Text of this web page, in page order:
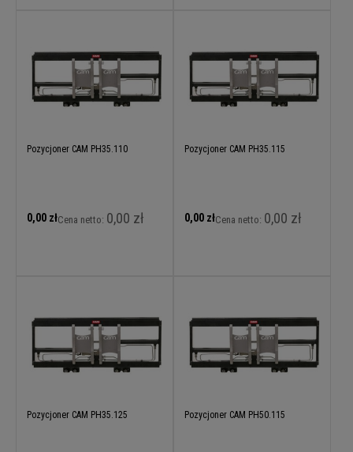
Pozycjoner CAM PH35.110
0,00 złCena netto: 0,00 zł
Pozycjoner CAM PH35.115
0,00 złCena netto: 0,00 zł
Pozycjoner CAM PH35.125 Pozycjoner CAM PH50.115